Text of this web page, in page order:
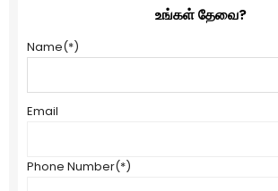
உங்கள் தேவை?
Name(*)
Email
Phone Number(*)